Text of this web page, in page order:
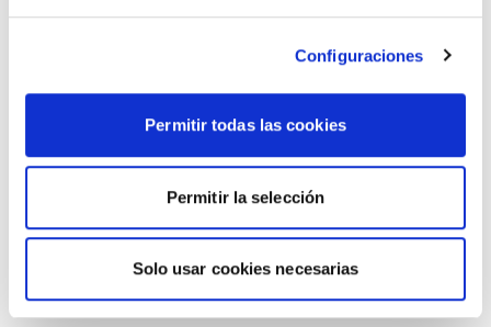
Configuraciones
Permitir todas las cookies
Permitir la selección
Solo usar cookies necesarias